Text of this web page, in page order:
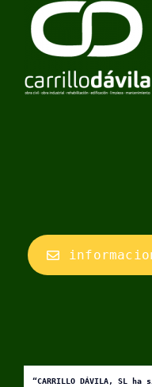
“CARRILLO DÁVILA, SL